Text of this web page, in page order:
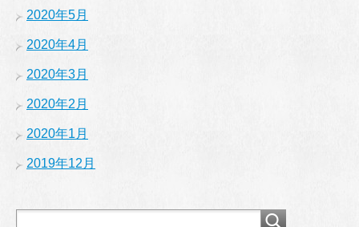
2020年5月
2020年4月
2020年3月
2020年2月
2020年1月
2019年12月